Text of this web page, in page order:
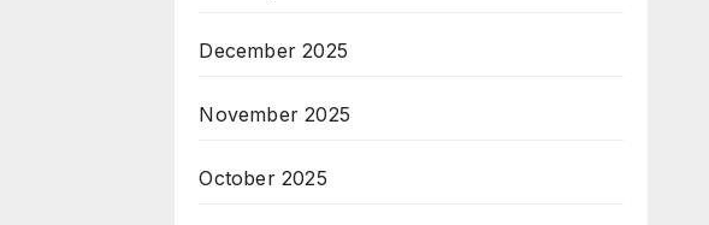
December 2025
November 2025
October 2025